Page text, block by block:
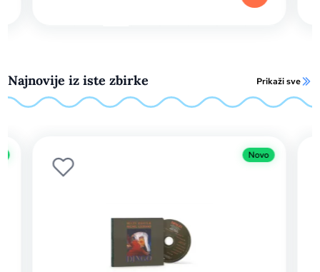
Najnovije iz iste zbirke Prikaži sve
Novo